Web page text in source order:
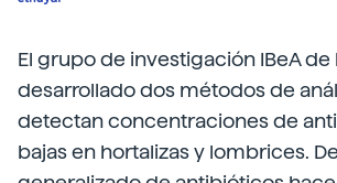
El grupo de investigación IBeA de
desarrollado dos métodos de
detectan concentraciones de
bajas en hortalizas y lombrices.